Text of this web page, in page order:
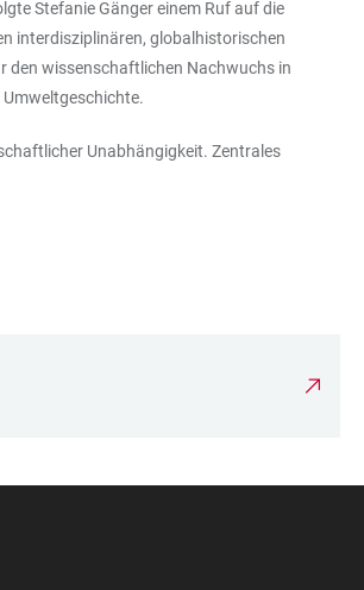
Stefanie Gänger einem Ruf auf die
interdisziplinären, globalhistorischen
den wissenschaftlichen Nachwuchs in
Unabhängigkeit. Zentrales